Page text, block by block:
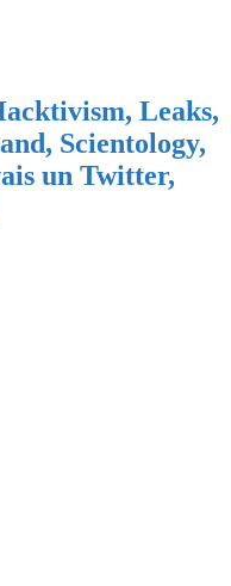
Leaks,
Scientology,
un Twitter,